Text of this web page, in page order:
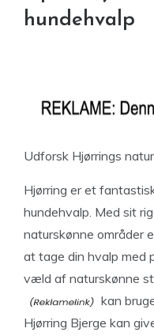
hundehvalp
Udforsk Hjørrings
Hjørring er et
hundehvalp. Med sit
naturskønne områder
at tage din hvalp med
væld af naturskønne
kan
Hjørring Bjerge kan